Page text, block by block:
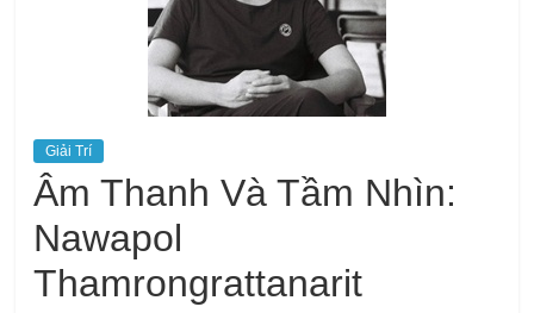
Giải Trí
Âm Thanh Và Tầm Nhìn:
Nawapol
Thamrongrattanarit